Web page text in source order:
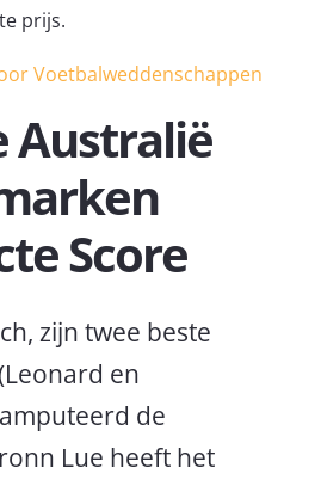
prijs.
Voetbalweddenschappen
Australië
Score
zijn twee beste
en
de
Lue heeft het